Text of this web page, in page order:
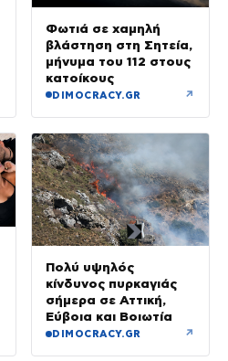
Φωτιά σε χαμηλή
βλάστηση στη Σητεία,
μήνυμα του 112 στους
κατοίκους
DIMOCRACY.GR ↗
Πολύ υψηλός
κίνδυνος πυρκαγιάς
σήμερα σε Αττική,
Εύβοια και Βοιωτία
DIMOCRACY.GR ↗